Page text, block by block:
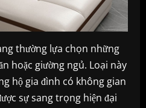
thường lựa chọn những
hoặc giường ngủ. Loại này
hộ gia đình có không gian
sự sang trọng hiện đại